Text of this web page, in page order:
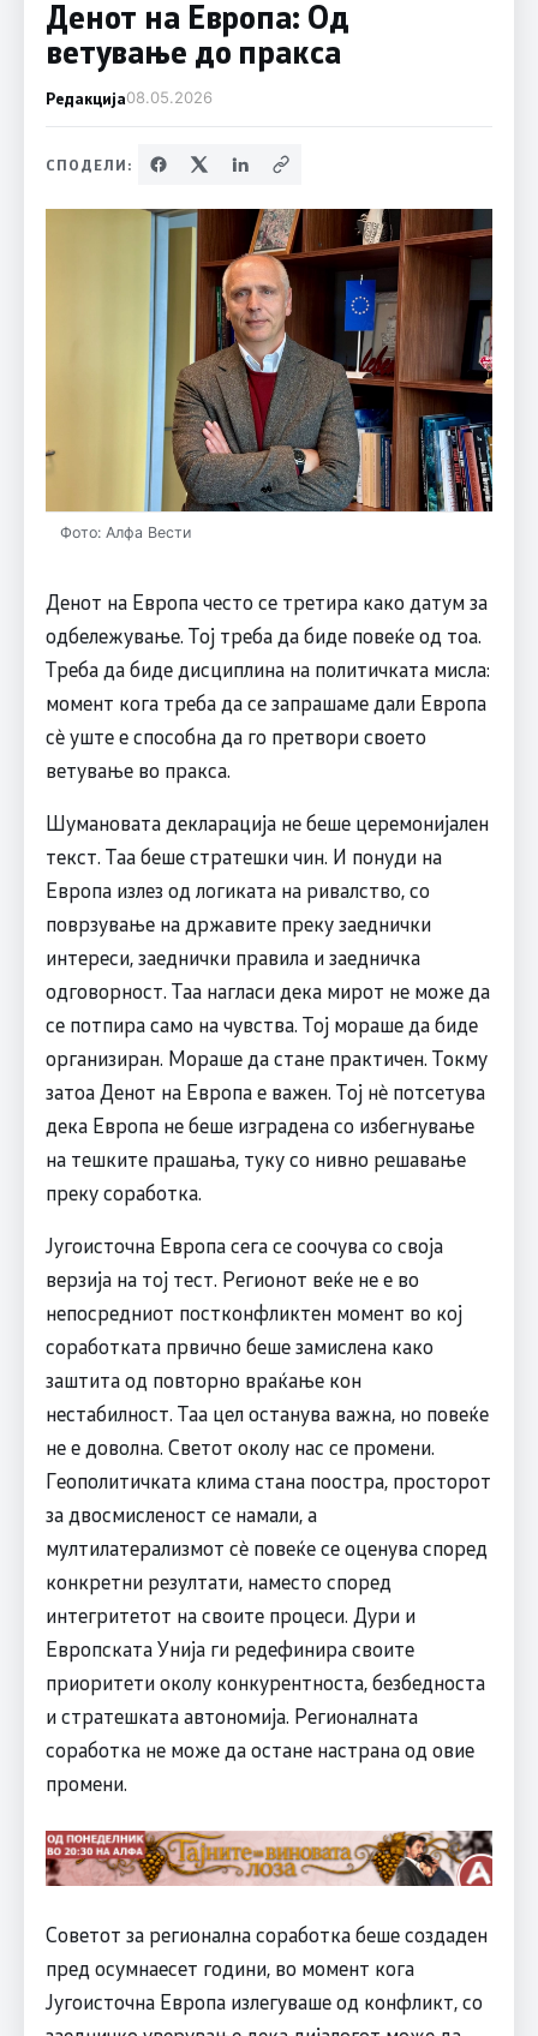
Денот на Европа: Од
ветување до пракса
Редакција08.05.2026
СПОДЕЛИ:
Фото: Алфа Вести
Денот на Европа често се третира како датум за
одбележување. Тој треба да биде повеќе од тоа.
Треба да биде дисциплина на политичката мисла:
момент кога треба да се запрашаме дали Европа
сè уште е способна да го претвори своето
ветување во пракса.
Шумановата декларација не беше церемонијален
текст. Таа беше стратешки чин. И понуди на
Европа излез од логиката на ривалство, со
поврзување на државите преку заеднички
интереси, заеднички правила и заедничка
одговорност. Таа нагласи дека мирот не може да
се потпира само на чувства. Тој мораше да биде
организиран. Мораше да стане практичен. Токму
затоа Денот на Европа е важен. Тој нè потсетува
дека Европа не беше изградена со избегнување
на тешките прашања, туку со нивно решавање
преку соработка.
Југоисточна Европа сега се соочува со своја
верзија на тој тест. Регионот веќе не е во
непосредниот постконфликтен момент во кој
соработката првично беше замислена како
заштита од повторно враќање кон
нестабилност. Таа цел останува важна, но повеќе
не е доволна. Светот околу нас се промени.
Геополитичката клима стана поостра, просторот
за двосмисленост се намали, а
мултилатерализмот сè повеќе се оценува според
конкретни резултати, наместо според
интегритетот на своите процеси. Дури и
Европската Унија ги редефинира своите
приоритети околу конкурентноста, безбедноста
и стратешката автономија. Регионалната
соработка не може да остане настрана од овие
промени.
Советот за регионална соработка беше создаден
пред осумнаесет години, во момент кога
Југоисточна Европа излегуваше од конфликт, со